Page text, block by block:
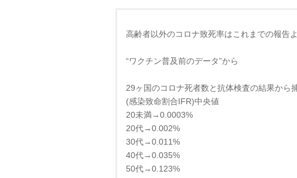
高齢者以外のコロナ致死率はこれまでの報告
“ワクチン普及前のデータ”から
29ヶ国のコロナ死者数と抗体検査の結果から
(感染致命割合IFR)中央値
20未満→0.0003%
20代→0.002%
30代→0.011%
40代→0.035%
50代→0.123%